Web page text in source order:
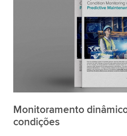
Monitoramento
condições